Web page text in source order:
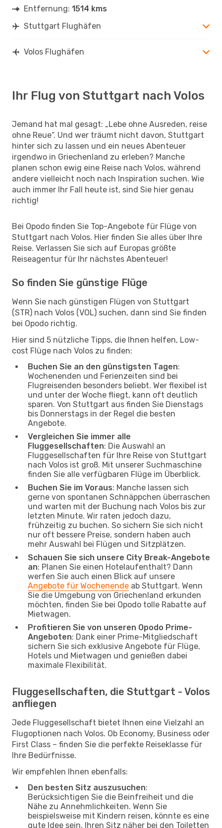
Entfernung: 1514 kms
Stuttgart Flughäfen
Volos Flughäfen
Ihr Flug von Stuttgart nach Volos
Jemand hat mal gesagt: „Lebe ohne Ausreden, reise
ohne Reue“. Und wer träumt nicht davon, Stuttgart
hinter sich zu lassen und ein neues Abenteuer
irgendwo in Griechenland zu erleben? Manche
planen schon ewig eine Reise nach Volos, während
andere vielleicht noch nach Inspiration suchen. Wie
auch immer Ihr Fall heute ist, sind Sie hier genau
richtig!
Bei Opodo finden Sie Top-Angebote für Flüge von
Stuttgart nach Volos. Hier finden Sie alles über Ihre
Reise. Verlassen Sie sich auf Europas größte
Reiseagentur für Ihr nächstes Abenteuer!
So finden Sie günstige Flüge
Wenn Sie nach günstigen Flügen von Stuttgart
(STR) nach Volos (VOL) suchen, dann sind Sie finden
bei Opodo richtig.
Hier sind 5 nützliche Tipps, die Ihnen helfen, Low-
cost Flüge nach Volos zu finden:
Buchen Sie an den günstigsten Tagen:
Wochenenden und Ferienzeiten sind bei
Flugreisenden besonders beliebt. Wer flexibel ist
und unter der Woche fliegt, kann oft deutlich
sparen. Von Stuttgart aus finden Sie Dienstags
bis Donnerstags in der Regel die besten
Angebote.
Vergleichen Sie immer alle
Fluggesellschaften: Die Auswahl an
Fluggesellschaften für Ihre Reise von Stuttgart
nach Volos ist groß. Mit unserer Suchmaschine
finden Sie alle verfügbaren Flüge im Überblick.
Buchen Sie im Voraus: Manche lassen sich
gerne von spontanen Schnäppchen überraschen
und warten mit der Buchung nach Volos bis zur
letzten Minute. Wir raten jedoch dazu,
frühzeitig zu buchen. So sichern Sie sich nicht
nur oft bessere Preise, sondern haben auch
mehr Auswahl bei Flügen und Sitzplätzen.
Schauen Sie sich unsere City Break-Angebote
an: Planen Sie einen Hotelaufenthalt? Dann
werfen Sie auch einen Blick auf unsere
Angebote für Wochenende ab Stuttgart. Wenn
Sie die Umgebung von Griechenland erkunden
möchten, finden Sie bei Opodo tolle Rabatte auf
Mietwagen.
Profitieren Sie von unseren Opodo Prime-
Angeboten: Dank einer Prime-Mitgliedschaft
sichern Sie sich exklusive Angebote für Flüge,
Hotels und Mietwagen und genießen dabei
maximale Flexibilität.
Fluggesellschaften, die Stuttgart - Volos
anfliegen
Jede Fluggesellschaft bietet Ihnen eine Vielzahl an
Flugoptionen nach Volos. Ob Economy, Business oder
First Class – finden Sie die perfekte Reiseklasse für
Ihre Bedürfnisse.
Wir empfehlen Ihnen ebenfalls:
Den besten Sitz auszusuchen:
Berücksichtigen Sie die Beinfreiheit und die
Nähe zu Annehmlichkeiten. Wenn Sie
beispielsweise mit Kindern reisen, könnte es eine
gute Idee sein, Ihren Sitz näher bei den Toiletten